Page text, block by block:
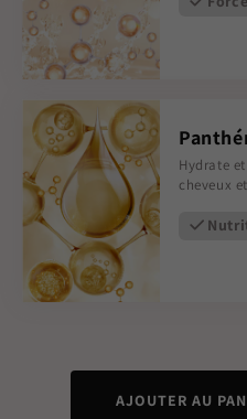
Hydrate
cheveux
AJOUTER AU